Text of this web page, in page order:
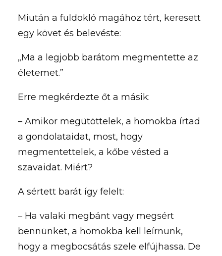
Miután a fuldokló magához tért, keresett
egy követ és belevéste:
„Ma a legjobb barátom megmentette az
életemet.”
Erre megkérdezte őt a másik:
– Amikor megütöttelek, a homokba írtad
a gondolataidat, most, hogy
megmentettelek, a kőbe vésted a
szavaidat. Miért?
A sértett barát így felelt:
– Ha valaki megbánt vagy megsért
bennünket, a homokba kell leírnunk,
hogy a megbocsátás szele elfújhassa. De